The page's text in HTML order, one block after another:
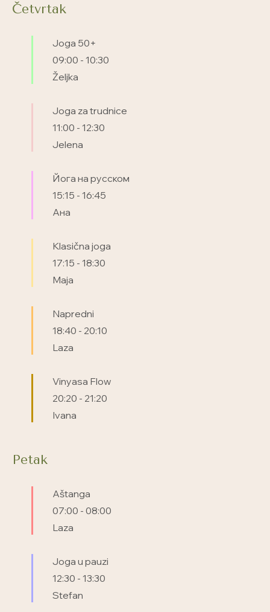
Četvrtak
Joga 50+
09:00 - 10:30
Željka
Joga za trudnice
11:00 - 12:30
Jelena
Йога на русском
15:15 - 16:45
Ана
Klasična joga
17:15 - 18:30
Maja
Napredni
18:40 - 20:10
Laza
Vinyasa Flow
20:20 - 21:20
Ivana
Petak
Aštanga
07:00 - 08:00
Laza
Joga u pauzi
12:30 - 13:30
Stefan